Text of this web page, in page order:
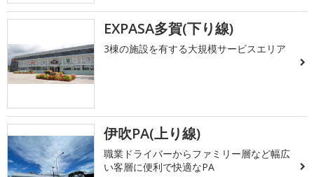
EXPASA多賀(下り線)
3棟の施設を有する大規模サービスエリア
伊吹PA(上り線)
職業ドライバーからファミリー層など幅広
い客層に便利で快適なPA